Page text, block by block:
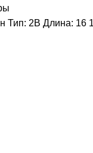
Тип: 2B Длина: 16